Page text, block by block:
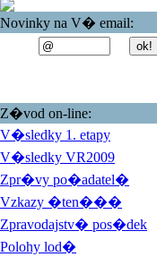
Novinky na V� email:
Z�vod on-line:
V�sledky 1. etapy
V�sledky VR2009
Zpr�vy po�adatel�
Vzkazy �ten���
Zpravodajstv� pos�dek
Polohy lod�